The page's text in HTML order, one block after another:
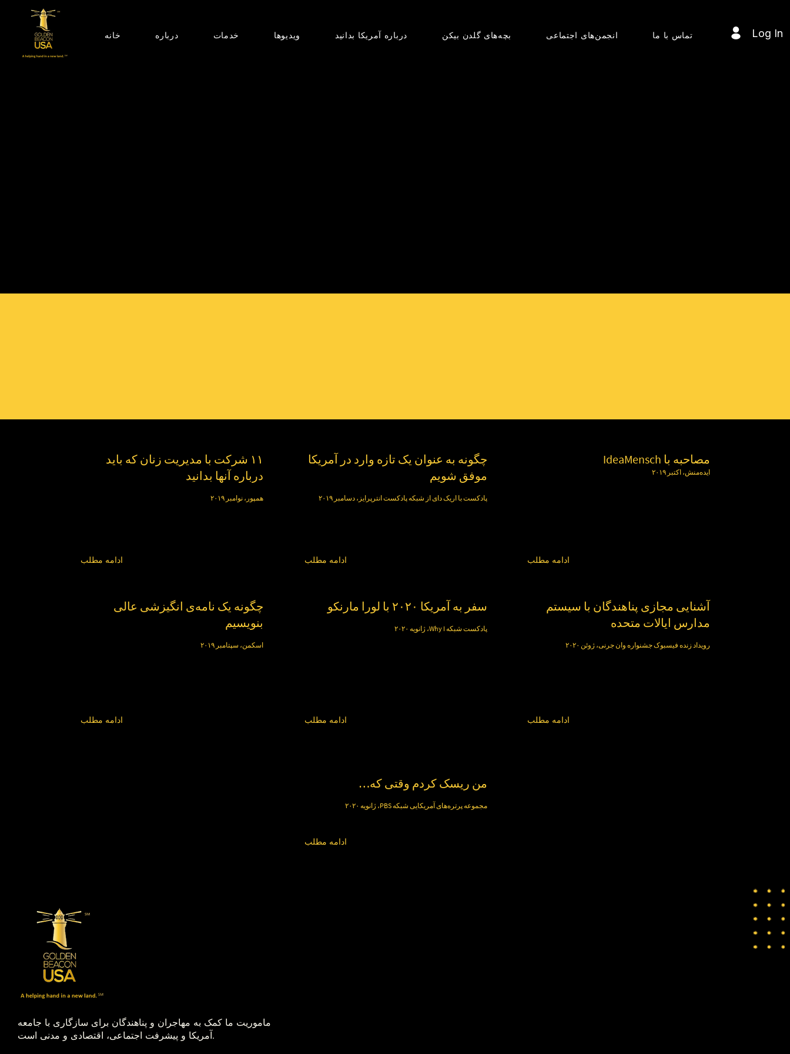
خانه درباره خدمات ویدیوها درباره آمریکا بدانید بچه‌های گلدن بیکن انجمن‌های اجتماعی تماس با ما Log In
۱۱ شرکت با مدیریت زنان که باید
درباره آنها بدانید
همپور، نوامبر ۲۰۱۹
ادامه مطلب
چگونه یک نامه‌ی انگیزشی عالی
بنویسیم
اسکمن، سپتامبر ۲۰۱۹
ادامه مطلب
چگونه به عنوان یک تازه وارد در آمریکا
موفق شویم
پادکست با اریک دای از شبکه پادکست انترپرایز، دسامبر ۲۰۱۹
ادامه مطلب
سفر به آمریکا ۲۰۲۰ با لورا مارنکو
پادکست شبکه Why I، ژانویه ۲۰۲۰
ادامه مطلب
مصاحبه با IdeaMensch
ایده‌منش، اکتبر ۲۰۱۹
ادامه مطلب
آشنایی مجازی پناهندگان با سیستم
مدارس ایالات متحده
رویداد زنده فیسبوک جشنواره وان جرنی، ژوئن ۲۰۲۰
ادامه مطلب
من ریسک کردم وقتی که…
مجموعه پرتره‌های آمریکایی شبکه PBS، ژانویه ۲۰۲۰
ادامه مطلب
ماموریت ما کمک به مهاجران و پناهندگان برای سازگاری با جامعه
آمریکا و پیشرفت اجتماعی، اقتصادی و مدنی است.